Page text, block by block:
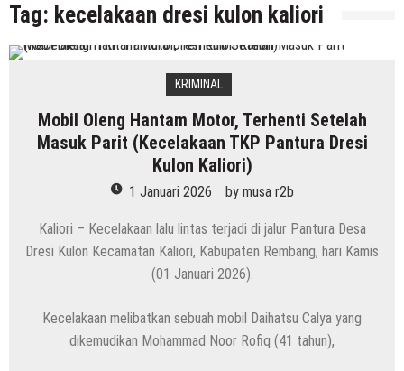
Tag: kecelakaan dresi kulon kaliori
KRIMINAL
Mobil Oleng Hantam Motor, Terhenti Setelah
Masuk Parit (Kecelakaan TKP Pantura Dresi
Kulon Kaliori)
1 Januari 2026 by musa r2b
Kaliori – Kecelakaan lalu lintas terjadi di jalur Pantura Desa
Dresi Kulon Kecamatan Kaliori, Kabupaten Rembang, hari Kamis
(01 Januari 2026).
Kecelakaan melibatkan sebuah mobil Daihatsu Calya yang
dikemudikan Mohammad Noor Rofiq (41 tahun),